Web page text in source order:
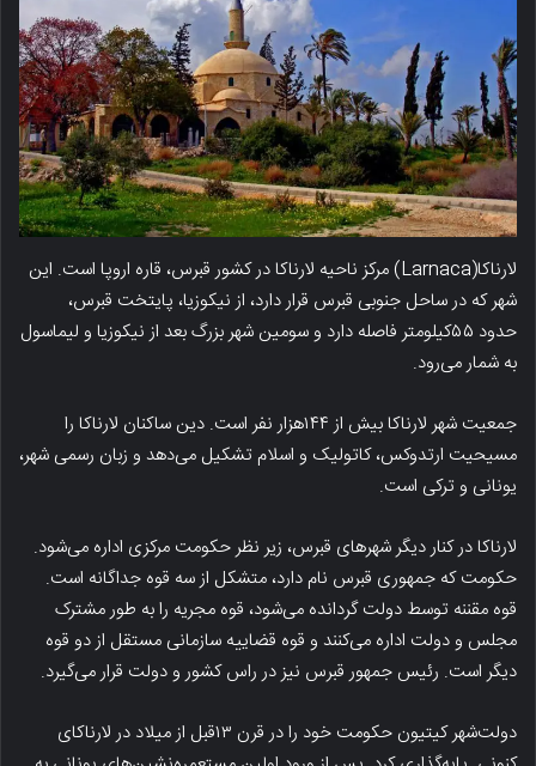
لارناکا(Larnaca) مرکز ناحیه لارناکا در کشور قبرس، قاره اروپا است. این
شهر که در ساحل جنوبی قبرس قرار دارد، از نیکوزیا، پایتخت قبرس،
حدود ۵۵کیلومتر فاصله دارد و سومین شهر بزرگ بعد از نیکوزیا و لیماسول
به شمار می‌رود.
جمعیت شهر لارناکا بیش از ۱۴۴هزار نفر است. دین ساکنان لارناکا را
مسیحیت ارتدوکس، کاتولیک و اسلام تشکیل می‌دهد و زبان رسمی شهر،
یونانی و ترکی است.
لارناکا در کنار دیگر شهرهای قبرس، زیر نظر حکومت مرکزی اداره می‌شود.
حکومت که جمهوری قبرس نام دارد، متشکل از سه قوه جداگانه است.
قوه مقننه توسط دولت گردانده می‌شود، قوه مجریه را به طور مشترک
مجلس و دولت اداره می‌کنند و قوه قضاییه سازمانی مستقل از دو قوه
دیگر است. رئیس جمهور قبرس نیز در راس کشور و دولت قرار می‌گیرد.
دولت‌شهر کیتیون حکومت خود را در قرن ۱۳قبل از میلاد در لارناکای